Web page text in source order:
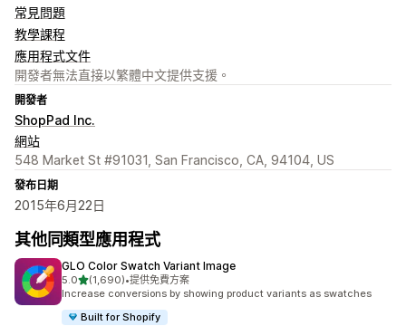
常見問題
教學課程
應用程式文件
開發者無法直接以繁體中文提供支援。
開發者
ShopPad Inc.
網站
548 Market St #91031, San Francisco, CA, 94104, US
發布日期
2015年6月22日
其他同類型應用程式
GLO Color Swatch Variant Image
5.0滿分 5 顆星
(1,690)
共有 1690 則評價
•提供免費方案
Increase conversions by showing product variants as swatches
Built for Shopify